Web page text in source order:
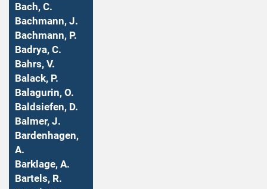
Bach, C.
Bachmann, J.
Bachmann, P.
Badrya, C.
Bahrs, V.
Balack, P.
Balagurin, O.
Baldsiefen, D.
Balmer, J.
Bardenhagen,
A.
Barklage, A.
Bartels, R.